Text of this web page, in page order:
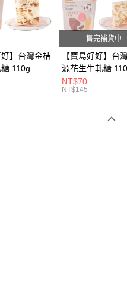
費
好】台灣金桔
110g
售完補貨中
【寶島好好】台
源花生牛軋糖
NT$70
NT$145